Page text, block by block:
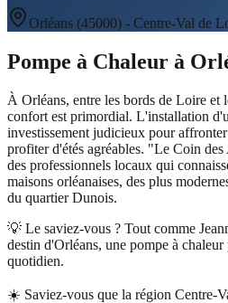
Orléans (45000) - Centre-Val de
Pompe à Chaleur à
À Orléans, entre les bords de Loire et
confort est primordial. L'installation
investissement judicieux pour
profiter d'étés agréables. "Le Coin
des professionnels locaux qui
maisons orléanaises, des plus
du quartier Dunois.
💡 Le saviez-vous ? Tout comme
destin d'Orléans, une pompe à
quotidien.
☀️ Saviez-vous que la région Centre-